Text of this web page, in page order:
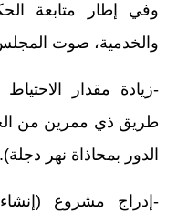
وفي إطار متابعة
والخدمية، صوت
-زيادة مقدار
طريق ذي ممرين من
الدور بمحاذاة نهر دجلة).
-إدراج مشروع